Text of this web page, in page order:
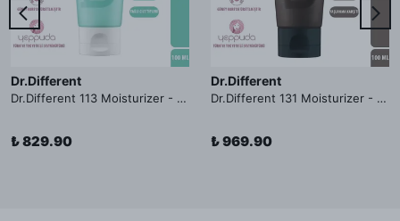
Dr.Different
Dr.Different 113 Moisturizer - Yağlı ve Hassas Cilt Tipleri İçin Yağ Asidi İçerikli Nemlendirici Krem
₺ 829.90
Dr.Different
Dr.Different 131 Moisturizer - Yaşlanma ve Kırışıklık Karşıtı Kolesterol İçerikli Nemlendirici Krem
₺ 969.90